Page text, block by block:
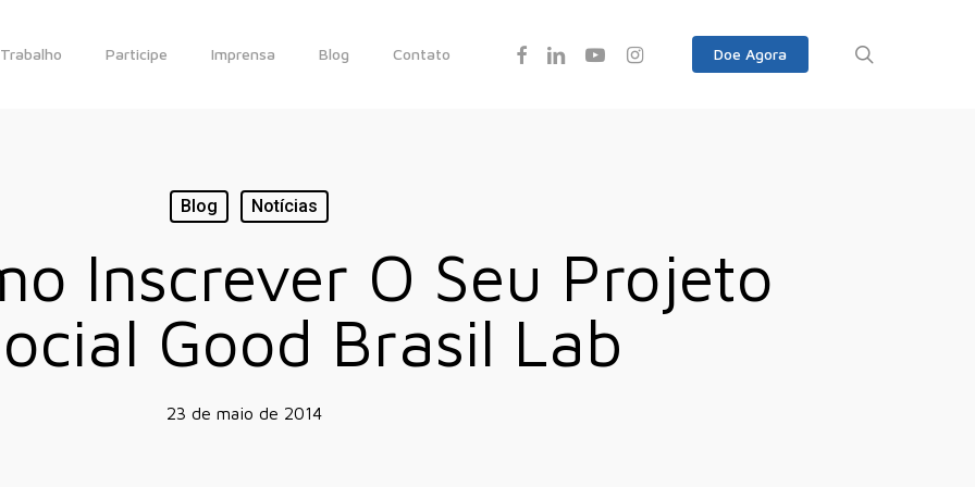
Participe Imprensa Blog Contato Doe Agora
FacebookLinkedinYoutubeInstagram
Blog Notícias
Inscrever O Seu Projeto
Good Brasil Lab
23 de maio de 2014